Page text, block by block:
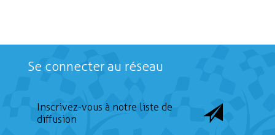
Se connecter au réseau
Inscrivez-vous à notre liste de
diffusion